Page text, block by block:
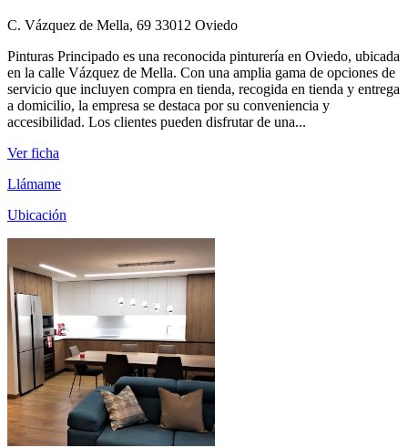
C. Vázquez de Mella, 69 33012 Oviedo
Pinturas Principado es una reconocida pinturería en Oviedo, ubicada
en la calle Vázquez de Mella. Con una amplia gama de opciones de
servicio que incluyen compra en tienda, recogida en tienda y entrega
a domicilio, la empresa se destaca por su conveniencia y
accesibilidad. Los clientes pueden disfrutar de una...
Ver ficha
Llámame
Ubicación